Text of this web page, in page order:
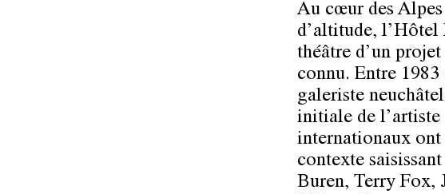
Au cœur des Alpes
d’altitude,
théâtre d’un
connu. Entre
galeriste
initiale de l’artiste
internationaux ont
contexte
Buren, Terry Fox,